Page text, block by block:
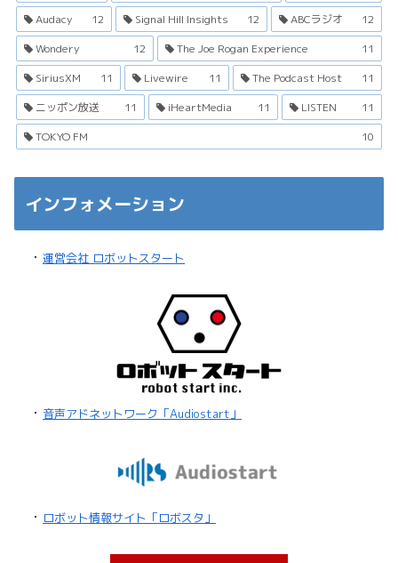
Audacy
12 Signal Hill Insights 12 ABCラジオ
12
Wondery
12 The Joe Rogan Experience
11
SiriusXM
11 Livewire 11 The Podcast Host
11
ニッポン放送
11 iHeartMedia 11 LISTEN
11
TOKYO FM
10
インフォメーション
・ 運営会社 ロボットスタート
・ 音声アドネットワーク「Audiostart」
・ ロボット情報サイト「ロボスタ」